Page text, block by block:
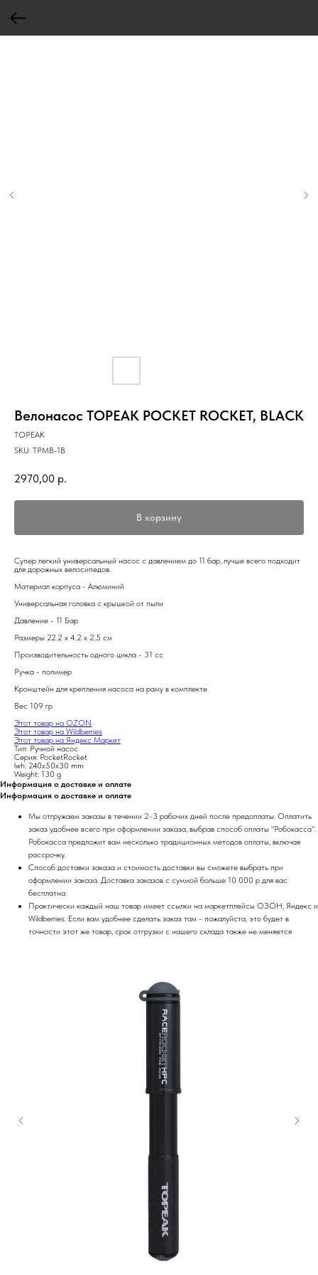
Велонасос TOPEAK POCKET ROCKET, BLACK
TOPEAK
SKU: TPMB-1B
2970,00 р.
В корзину
Супер легкий универсальный насос с давлением до 11 бар, лучше всего подходит
для дорожных велосипедов.
Материал корпуса - Алюминий
Универсальная головка с крышкой от пыли
Давление - 11 Бар
Размеры 22.2 x 4.2 x 2.5 см
Производительность одного цикла - 31 сс
Ручка - полимер
Кронштейн для крепления насоса на раму в комплекте
Вес 109 гр
Этот товар на OZON
Этот товар на Wildberries
Этот товар на Яндекс Маркет
Тип: Ручной насос
Серия: PocketRocket
lwh: 240x50x30 mm
Weight: 130 g
Информация о доставке и оплате
Информация о доставке и оплате
Мы отгружаем заказы в течении 2-3 рабочих дней после предоплаты. Оплатить
заказ удобнее всего при оформлении заказа, выбрав способ оплаты "Робокасса".
Робокасса предложит вам несколько традиционных методов оплаты, включая
рассрочку.
Способ доставки заказа и стоимость доставки вы сможете выбрать при
оформлении заказа. Доставка заказов с суммой больше 10 000 р для вас
бесплатна.
Практически каждый наш товар имеет ссылки на маркетплейсы ОЗОН, Яндекс и
Wildberries. Если вам удобнее сделать заказ там - пожалуйста, это будет в
точности этот же товар, срок отгрузки с нашего склада также не меняется